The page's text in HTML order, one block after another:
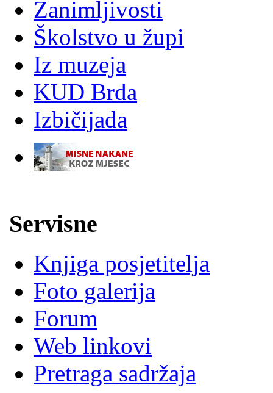
Zanimljivosti
Školstvo u župi
Iz muzeja
KUD Brda
Izbičijada
Servisne
Knjiga posjetitelja
Foto galerija
Forum
Web linkovi
Pretraga sadržaja